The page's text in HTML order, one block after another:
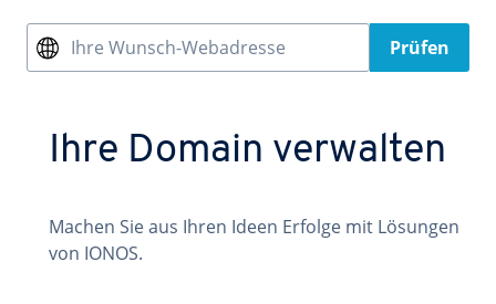
Ihre Wunsch-Webadresse Prüfen
Ihre Domain verwalten
Machen Sie aus Ihren Ideen Erfolge mit Lösungen
von IONOS.